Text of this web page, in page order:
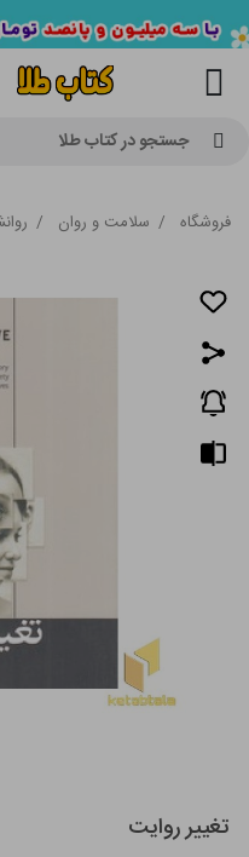
جستجو در کتاب طلا
فروشگاه / سلامت و روان /
تغییر روایت